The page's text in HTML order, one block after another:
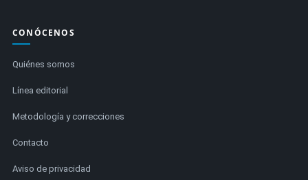
CONÓCENOS
Quiénes somos
Línea editorial
Metodología y correcciones
Contacto
Aviso de privacidad